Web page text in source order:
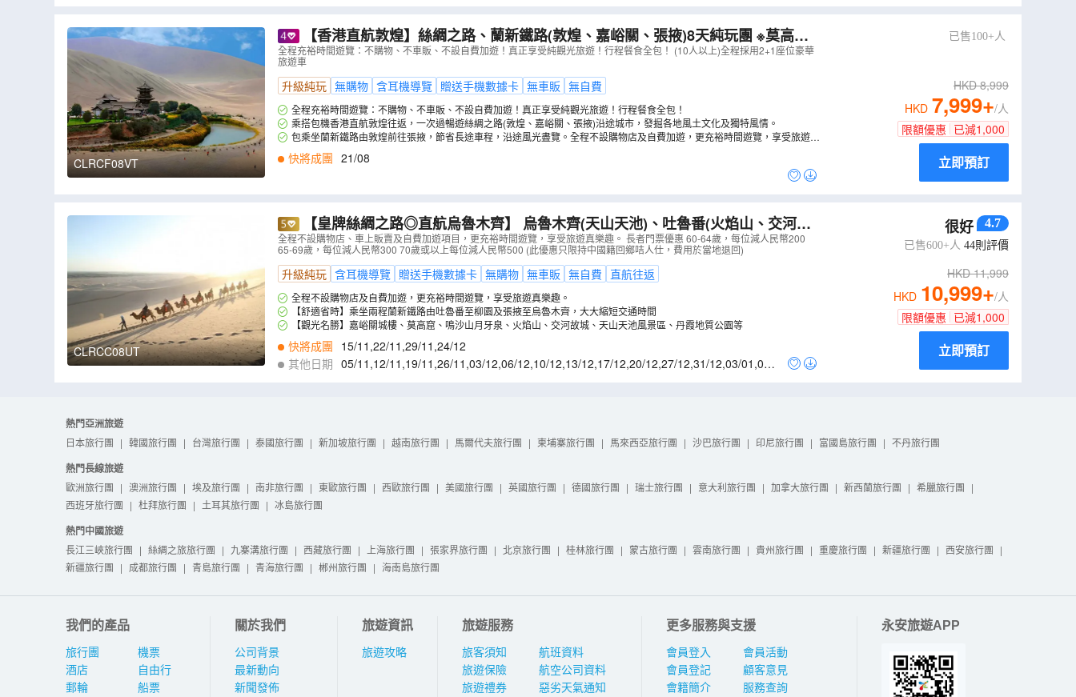
CLRCF08VT
【香港直航敦煌】絲綢之路、蘭新鐵路(敦煌、嘉峪關、張掖)8天純玩團 ※莫高窟
(保證參觀8個洞窟)、鳴沙山、月牙泉、馬蹄寺石窟、丹霞地質公園、大佛寺、嘉峪關
城樓、陽關、雷音寺、敦煌博物館、沙洲夜市
全程充裕時間遊覽：不購物、不車販、不設自費加遊！真正享受純觀光旅遊！行程餐食全包！ (10人以上)全程採用2+1座位豪華
旅遊車
升級純玩 無購物 含耳機導覽 贈送手機數據卡 無車販 無自費
全程充裕時間遊覽：不購物、不車販、不設自費加遊！真正享受純觀光旅遊！行程餐食全包！
乘搭包機香港直航敦煌往返，一次過暢遊絲綢之路(敦煌、嘉峪關、張掖)沿途城市，發掘各地風土文化及獨特風情。
包乘坐蘭新鐵路由敦煌前往張掖，節省長途車程，沿途風光盡覽。全程不設購物店及自費加遊，更充裕時間遊覽，享受旅遊真
樂趣。
快將成團 21/08
已售100+人
HKD8,999
HKD 7,999+/人
限額優惠 已減1,000
立即預訂
CLRCC08UT
【皇牌絲綢之路◎直航烏魯木齊】 烏魯木齊(天山天池)、吐魯番(火焰山、交河故
城)、敦煌(莫高窟、鳴沙山月牙泉)、嘉峪關、張掖(丹霞地質公園)8天升級純玩團（CL
RCC08UT）
全程不設購物店、車上販賣及自費加遊項目，更充裕時間遊覽，享受旅遊真樂趣。 長者門票優惠 60-64歲，每位減人民幣200
65-69歲，每位減人民幣300 70歲或以上每位減人民幣500 (此優惠只限持中國籍回鄉咭人仕，費用於當地退回)
升級純玩 含耳機導覽 贈送手機數據卡 無購物 無車販 無自費 直航往返
全程不設購物店及自費加遊，更充裕時間遊覽，享受旅遊真樂趣。
【舒適省時】乘坐兩程蘭新鐵路由吐魯番至柳園及張掖至烏魯木齊，大大縮短交通時間
【觀光名勝】嘉峪關城樓、莫高窟、鳴沙山月牙泉、火焰山、交河故城、天山天池風景區、丹霞地質公園等
快將成團 15/11 ,22/11 ,29/11 ,24/12
其他日期 05/11 ,12/11 ,19/11 ,26/11 ,03/12,06/12,10/12,13/12,17/12,20/12,27/12,31/12,03/01 ,07/0
很好 4.7
已售600+人 44則評價
HKD11,999
HKD 10,999+/人
限額優惠 已減1,000
立即預訂
熱門亞洲旅遊
日本旅行團 | 韓國旅行團 | 台灣旅行團 | 泰國旅行團 | 新加坡旅行團 | 越南旅行團 | 馬爾代夫旅行團 | 柬埔寨旅行團 | 馬來西亞旅行團 | 沙巴旅行團 | 印尼旅行團 | 富國島旅行團 | 不丹旅行團
熱門長線旅遊
歐洲旅行團 | 澳洲旅行團 | 埃及旅行團 | 南非旅行團 | 東歐旅行團 | 西歐旅行團 | 美國旅行團 | 英國旅行團 | 德國旅行團 | 瑞士旅行團 | 意大利旅行團 | 加拿大旅行團 | 新西蘭旅行團 | 希臘旅行團 |
西班牙旅行團 | 杜拜旅行團 | 土耳其旅行團 | 冰島旅行團
熱門中國旅遊
長江三峽旅行團 | 絲綢之旅旅行團 | 九寨溝旅行團 | 西藏旅行團 | 上海旅行團 | 張家界旅行團 | 北京旅行團 | 桂林旅行團 | 蒙古旅行團 | 雲南旅行團 | 貴州旅行團 | 重慶旅行團 | 新疆旅行團 | 西安旅行團 |
新疆旅行團 | 成都旅行團 | 青島旅行團 | 青海旅行團 | 郴州旅行團 | 海南島旅行團
我們的產品
旅行團
酒店
郵輪
機票
自由行
船票
關於我們
公司背景
最新動向
新聞發佈
旅遊資訊
旅遊攻略
旅遊服務
旅客須知
旅遊保險
旅遊禮券
航班資料
航空公司資料
惡劣天氣通知
更多服務與支援
會員登入
會員登記
會籍簡介
會員活動
顧客意見
服務查詢
永安旅遊APP